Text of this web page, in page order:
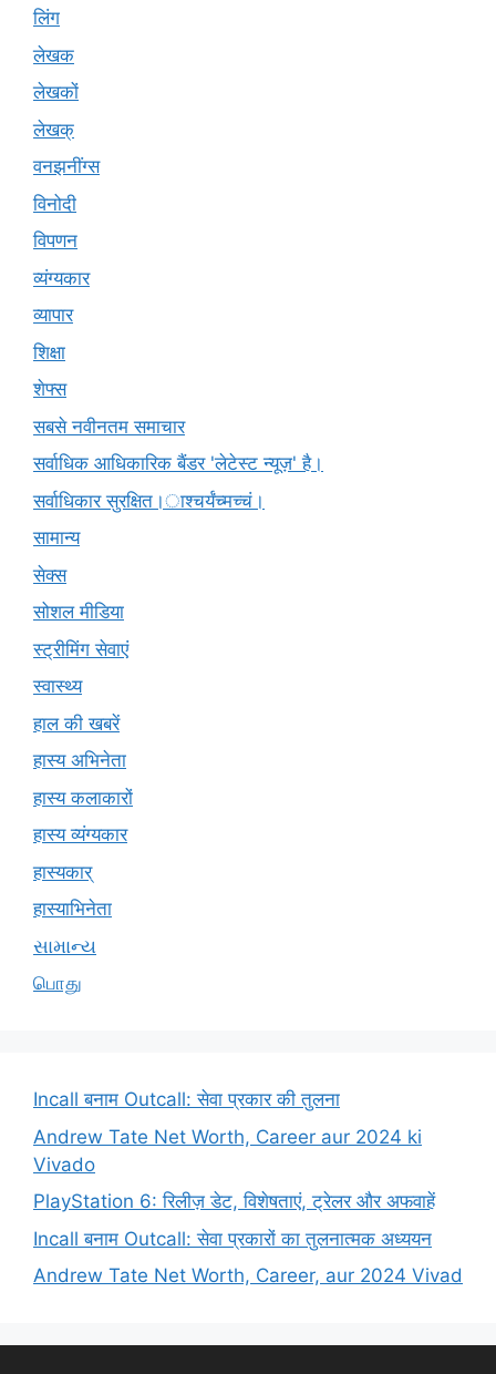
लिंग
लेखक
लेखकों
लेखक्
वनझनींग्स
विनोदी
विपणन
व्यंग्यकार
व्यापार
शिक्षा
शेफ्स
सबसे नवीनतम समाचार
सर्वाधिक आधिकारिक बैंडर 'लेटेस्ट न्यूज़' है।
सर्वाधिकार सुरक्षित।ाश्चर्यंच्मच्चं।
सामान्य
सेक्स
सोशल मीडिया
स्ट्रीमिंग सेवाएं
स्वास्थ्य
हाल की खबरें
हास्य अभिनेता
हास्य कलाकारों
हास्य व्यंग्यकार
हास्यकार्
हास्याभिनेता
સામાન્ય
பொது
Incall बनाम Outcall: सेवा प्रकार की तुलना
Andrew Tate Net Worth, Career aur 2024 ki
Vivado
PlayStation 6: रिलीज़ डेट, विशेषताएं, ट्रेलर और अफवाहें
Incall बनाम Outcall: सेवा प्रकारों का तुलनात्मक अध्ययन
Andrew Tate Net Worth, Career, aur 2024 Vivad